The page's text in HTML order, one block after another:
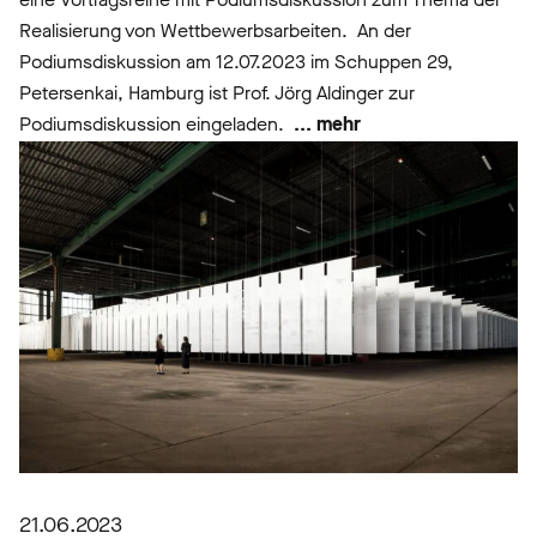
Realisierung von Wettbewerbsarbeiten. An der
Podiumsdiskussion am 12.07.2023 im Schuppen 29,
Petersenkai, Hamburg ist Prof. Jörg Aldinger zur
Podiumsdiskussion eingeladen. ... mehr
21.06.2023